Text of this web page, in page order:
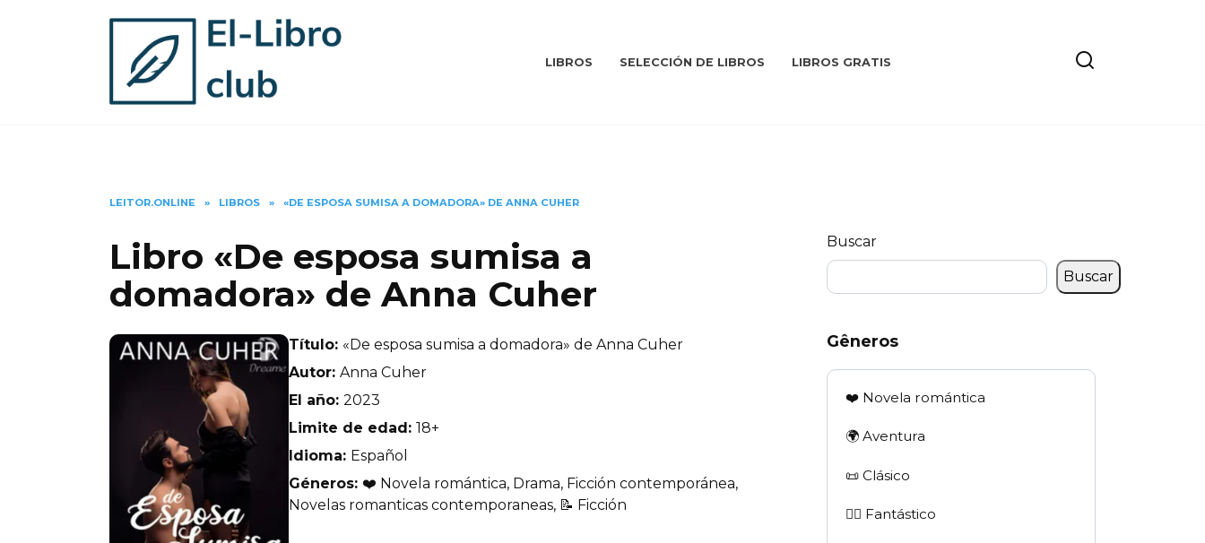
LIBROS SELECCIÓN DE LIBROS LIBROS GRATIS
LEITOR.ONLINE » LIBROS » «DE ESPOSA SUMISA A DOMADORA» DE ANNA CUHER
Libro «De esposa sumisa a
domadora» de Anna Cuher
Título: «De esposa sumisa a domadora» de Anna Cuher
Autor: Anna Cuher
El año: 2023
Limite de edad: 18+
Idioma: Español
Géneros: ❤️ Novela romántica, Drama, Ficción contemporánea,
Novelas romanticas contemporaneas, 📝 Ficción
Buscar
Buscar
Gêneros
❤️ Novela romántica
🌍 Aventura
📜 Clásico
🧙‍♂️ Fantástico